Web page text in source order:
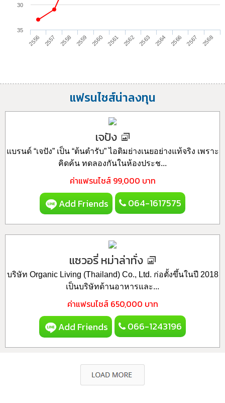
2556 2557 2558 2559 2560 2561 2562 2563 2564 2566 2567 2568
30
35
แฟรนไชส์น่าลงทุน
เจปัง
แบรนด์ “เจปัง” เป็น “ต้นตำรับ” ไอติมย่างเนยอย่างแท้จริง เพราะ
คิดค้น ทดลองกันในห้องประช...
ค่าแฟรนไชส์ 99,000 บาท
Add Friends 064-1617575
แซวอรี่ หม่าล่าทั่ง
บริษัท Organic Living (Thailand) Co., Ltd. ก่อตั้งขึ้นในปี 2018
เป็นบริษัทด้านอาหารและ...
ค่าแฟรนไชส์ 650,000 บาท
Add Friends 066-1243196